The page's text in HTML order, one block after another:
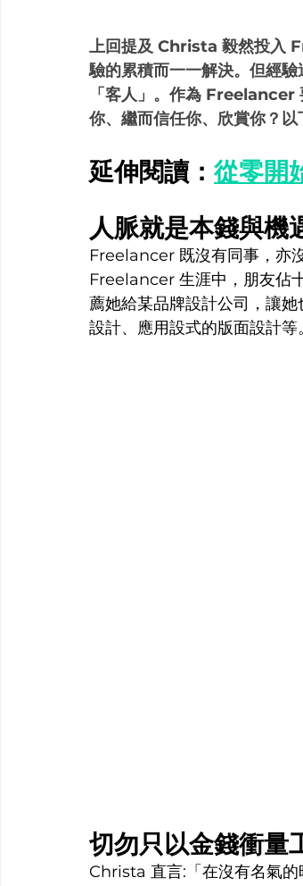
上回提及 Christa 毅然投入
驗的累積而一一解決。但經
「客人」。作為 Freelancer
你、繼而信任你、欣賞你？
延伸閱讀： 從零開
人脈就是本錢與機
Freelancer 既沒有同事，亦
Freelancer 生涯中，朋友佔
薦她給某品牌設計公司，讓
設計、應用設式的版面設計等
切勿只以金錢衝量
Christa 直言:「在沒有名氣